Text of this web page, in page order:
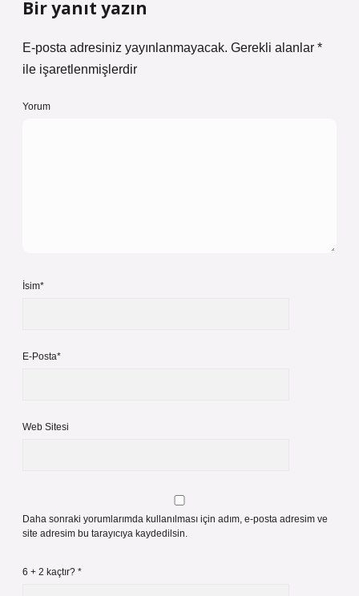
Bir yanıt yazın
E-posta adresiniz yayınlanmayacak. Gerekli alanlar *
ile işaretlenmişlerdir
Yorum
İsim*
E-Posta*
Web Sitesi
Daha sonraki yorumlarımda kullanılması için adım, e-posta adresim ve
site adresim bu tarayıcıya kaydedilsin.
6 + 2 kaçtır? *